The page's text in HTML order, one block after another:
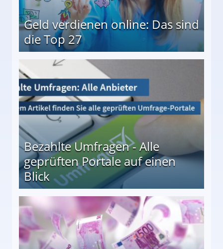
Geld verdienen online: Das sind
die Top 27
Bezahlte Umfragen - Alle
geprüften Portale auf einen
Blick
auf einen Blick